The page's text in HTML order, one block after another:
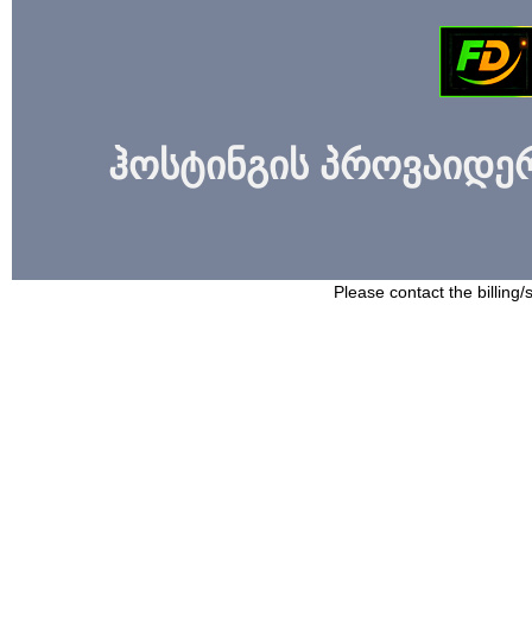
ჰოსტინგის
Please contact the